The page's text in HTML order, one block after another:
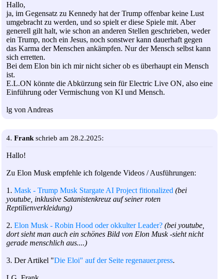
Hallo,
ja, im Gegensatz zu Kennedy hat der Trump offenbar keine Lust
umgebracht zu werden, und so spielt er diese Spiele mit. Aber
generell gilt halt, wie schon an anderen Stellen geschrieben, weder
ein Trump, noch ein Jesus, noch sonstwer kann dauerhaft gegen
das Karma der Menschen ankämpfen. Nur der Mensch selbst kann
sich erretten.
Bei dem Elon bin ich mir nicht sicher ob es überhaupt ein Mensch
ist.
E.L.ON könnte die Abkürzung sein für Electric Live ON, also eine
Einführung oder Vermischung von KI und Mensch.
lg von Andreas
4. Frankschrieb am 28.2.2025:
Hallo!
Zu Elon Musk empfehle ich folgende Videos / Ausführungen:
1. Mask - Trump Musk Stargate AI Project fitionalized (bei
youtube, inklusive Satanistenkreuz auf seiner roten
Reptilienverkleidung)
2. Elon Musk - Robin Hood oder okkulter Leader? (bei youtube,
dort sieht man auch ein schönes Bild von Elon Musk -sieht nicht
gerade menschlich aus....)
3. Der Artikel "Die Eloi" auf der Seite regenauer.press.